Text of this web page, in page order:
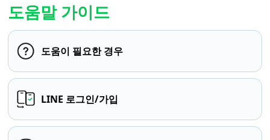
도움말 가이드
도움이 필요한 경우
LINE 로그인/가입